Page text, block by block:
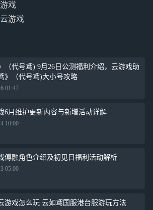
戏
游戏
（代号鸢) 9月26日公测福利介绍，云游戏助
》（代号鸢)大小号攻略
01:47
6月维护更新内容与新增活动详解
10:00
傅融角色介绍及初见日福利活动解析
05:00
游戏怎么玩 云如鸢国服港台服游玩方法